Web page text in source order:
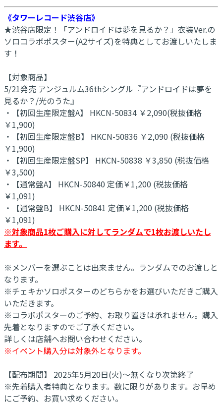
《タワーレコード渋谷店》
★渋谷店限定！「アンドロイドは夢を見るか？」衣装Ver.の
ソロコラボポスター(A2サイズ)を特典としてお渡しいたしま
す！
【対象商品】
5/21発売 アンジュルム36thシングル『アンドロイドは夢を
見るか？/光のうた』
・【初回生産限定盤A】 HKCN-50834 ￥2,090(税抜価格
￥1,900)
・【初回生産限定盤B】 HKCN-50836 ￥2,090 (税抜価格
￥1,900)
・【初回生産限定盤SP】 HKCN-50838 ￥3,850 (税抜価格
￥3,500)
・【通常盤A】 HKCN-50840 定価￥1,200 (税抜価格
￥1,091)
・【通常盤B】 HKCN-50841 定価￥1,200 (税抜価格
￥1,091)
※対象商品1枚ご購入に対してランダムで1枚お渡しいたし
ます。
※メンバーを選ぶことは出来ません。ランダムでのお渡しと
なります。
※チェキかソロポスターのどちらかをお選びいただきご購入
いただきます。
※コラボポスターのご予約、お取り置きは承れません。購入
先着となりますのでご了承ください。
詳しくは店舗へお問い合わせください。
※イベント購入分は対象外となります。
【配布期間】 2025年5月20日(火)～無くなり次第終了
※先着購入者特典となります。数に限りがあります。お早め
にご予約、お買い求めください。